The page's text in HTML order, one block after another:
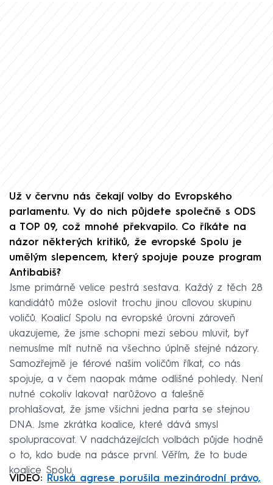
Už v červnu nás čekají volby do Evropského
parlamentu. Vy do nich půjdete společně s ODS
a TOP 09, což mnohé překvapilo. Co říkáte na
názor některých kritiků, že evropské Spolu je
umělým slepencem, který spojuje pouze program
Antibabiš?
Jsme primárně velice pestrá sestava. Každý z těch 28
kandidátů může oslovit trochu jinou cílovou skupinu
voličů. Koalicí Spolu na evropské úrovni zároveň
ukazujeme, že jsme schopni mezi sebou mluvit, byť
nemusíme mít nutně na všechno úplně stejné názory.
Samozřejmě je férové našim voličům říkat, co nás
spojuje, a v čem naopak máme odlišné pohledy. Není
nutné cokoliv lakovat narůžovo a falešně
prohlašovat, že jsme všichni jedna parta se stejnou
DNA. Jsme zkrátka koalice, které dává smysl
spolupracovat. V nadcházejících volbách půjde hodně
o to, kdo bude na pásce první. Věřím, že to bude
koalice Spolu.
VIDEO: Ruská agrese porušila mezinárodní právo,